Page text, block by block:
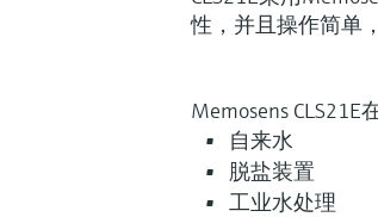
性，并且操作简单
Memosens
自来水
脱盐装置
工业水处理